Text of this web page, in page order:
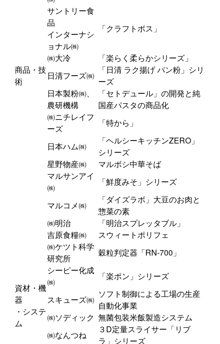
商品・技
術
サントリー食
品
インターナシ
ョナル㈱
「クラフトボス」
㈱大冷
「楽らく柔らかシリーズ」
日清フーズ㈱
「日清 ラク揚げ パン粉」シリ
ーズ
日本製粉㈱、
農研機構
「セトデュール」の開発と純
国産パスタの商品化
㈱ニチレイフ
ーズ
「特から」
日本ハム㈱
「ヘルシーキッチンZERO」
シリーズ
星野物産㈱
マルボシ中華そば
マルサンアイ
㈱
「鮮度みそ」シリーズ
マルコメ㈱
「ダイズラボ」大豆のお肉と
惣菜の素
㈱明治
「明治スプレッタブル」
吉原食糧㈱
スウィートポリフェ
資材・機
器
・システ
ム
㈱ケツト科学
研究所
穀粒判定器「RN-700」
シーピー化成
㈱
「楽ポン」シリーズ
スキューズ㈱
ソフト制御による工場の生産
自動化事業
㈱ソディック 無菌包装米飯製造システム
㈱なんつね
３D定量スライサー「リブ
ラ」シリーズ